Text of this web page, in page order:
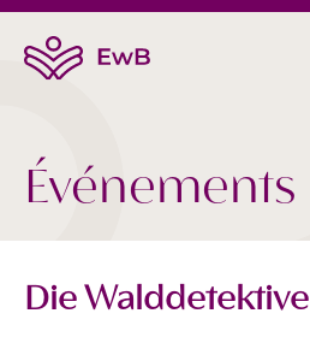
Événements
Die Walddetektive